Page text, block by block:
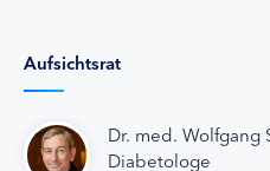
Aufsichtsrat
Dr. med. Wolfgang
Diabetologe